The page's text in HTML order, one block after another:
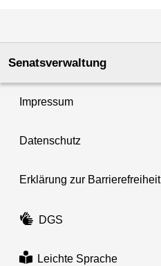
Senatsverwaltung
Impressum
Datenschutz
Erklärung zur Barrierefreiheit
DGS
Leichte Sprache